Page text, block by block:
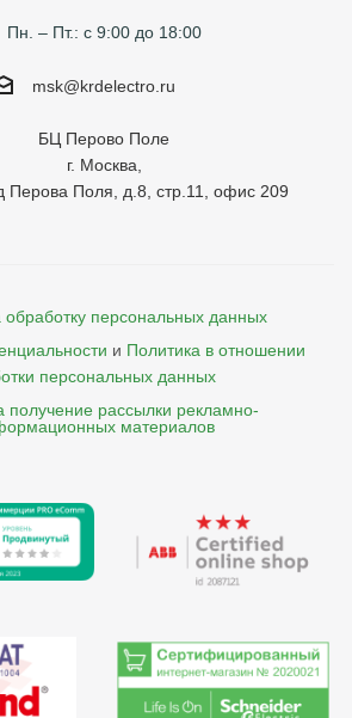
Пн. – Пт.: с 9:00 до 18:00
msk@krdelectro.ru
БЦ Перово Поле
г. Москва,
Перова Поля, д.8, стр.11, офис 209
обработку персональных данных
и Политика в отношении
персональных данных
получение рассылки рекламно-
информационных материалов